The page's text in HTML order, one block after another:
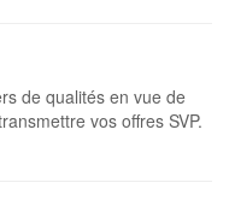
de qualités en vue de
vos offres SVP.